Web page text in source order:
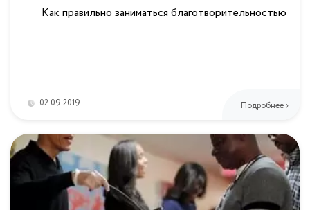
Как правильно заниматься благотворительностью
02.09.2019 Подробнее ›